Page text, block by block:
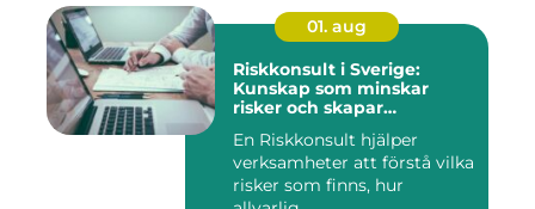
01. aug
Riskkonsult i Sverige:
Kunskap som minskar
risker och skapar
En Riskkonsult hjälper
verksamheter att förstå vilka
risker som finns, hur